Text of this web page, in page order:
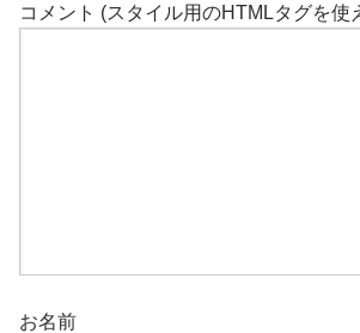
コメント (スタイル用のHTMLタグを使
お名前